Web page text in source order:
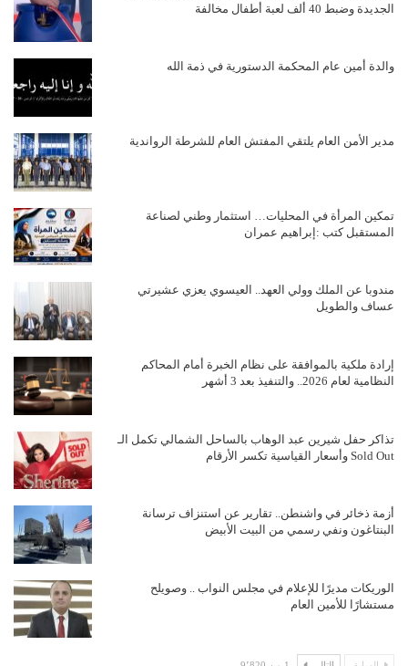
الجديدة وضبط 40 ألف لعبة أطفال مخالفة
والدة أمين عام المحكمة الدستورية في ذمة الله
مدير الأمن العام يلتقي المفتش العام للشرطة الرواندية
تمكين المرأة في المحليات… استثمار وطني لصناعة
المستقبل كتب :إبراهيم عمران
مندوبا عن الملك وولي العهد.. العيسوي يعزي عشيرتي
عساف والطويل
إرادة ملكية بالموافقة على نظام الخبرة أمام المحاكم
النظامية لعام 2026.. والتنفيذ بعد 3 أشهر
تذاكر حفل شيرين عبد الوهاب بالساحل الشمالي تكمل الـ
Sold Out وأسعار القياسية تكسر الأرقام
أزمة ذخائر في واشنطن.. تقارير عن استنزاف ترسانة
البنتاغون ونفي رسمي من البيت الأبيض
الوريكات مديرًا للإعلام في مجلس النواب .. وصويلح
مستشارًا للأمين العام